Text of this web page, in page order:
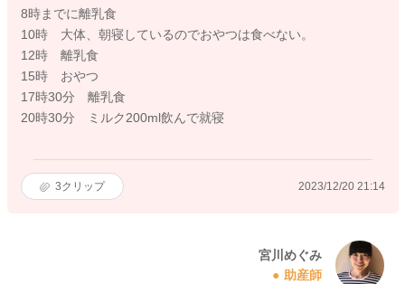
8時までに離乳食
10時 大体、朝寝しているのでおやつは食べない。
12時 離乳食
15時 おやつ
17時30分 離乳食
20時30分 ミルク200ml飲んで就寝
3クリップ 2023/12/20 21:14
宮川めぐみ
助産師